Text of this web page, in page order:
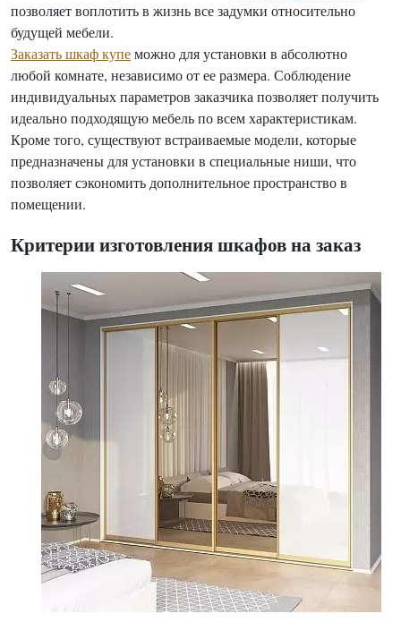
позволяет воплотить в жизнь все задумки относительно
будущей мебели.
Заказать шкаф купеможно для установки в абсолютно
любой комнате, независимо от ее размера. Соблюдение
индивидуальных параметров заказчика позволяет получить
идеально подходящую мебель по всем характеристикам.
Кроме того, существуют встраиваемые модели, которые
предназначены для установки в специальные ниши, что
позволяет сэкономить дополнительное пространство в
помещении.
Критерии изготовления шкафов на заказ